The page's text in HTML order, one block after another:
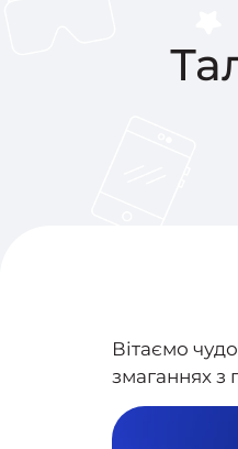
Вітаємо
змаганнях з